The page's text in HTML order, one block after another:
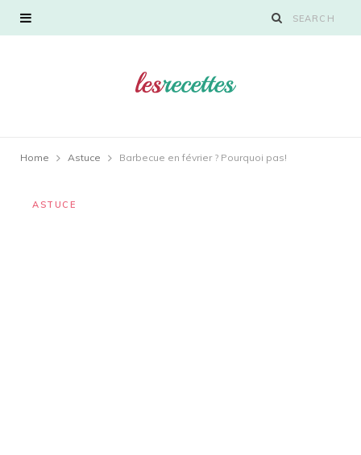
Home Astuce Barbecue en février ? Pourquoi pas!
ASTUCE